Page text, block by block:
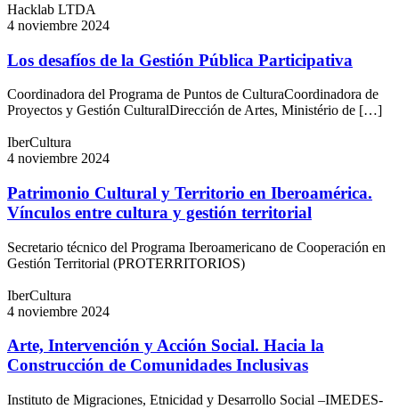
Hacklab LTDA
4 noviembre 2024
Los desafíos de la Gestión Pública Participativa
Coordinadora del Programa de Puntos de CulturaCoordinadora de
Proyectos y Gestión CulturalDirección de Artes, Ministério de […]
IberCultura
4 noviembre 2024
Patrimonio Cultural y Territorio en Iberoamérica.
Vínculos entre cultura y gestión territorial
Secretario técnico del Programa Iberoamericano de Cooperación en
Gestión Territorial (PROTERRITORIOS)
IberCultura
4 noviembre 2024
Arte, Intervención y Acción Social. Hacia la
Construcción de Comunidades Inclusivas
Instituto de Migraciones, Etnicidad y Desarrollo Social –IMEDES-